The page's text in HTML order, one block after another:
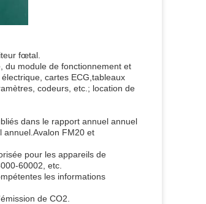
fœtal.
du module de fonctionnement et
cartes ECG,tableaux
codeurs, etc.; location de
dans le rapport annuel annuel
annuel.Avalon FM20 et
pour les appareils de
60002, etc.
les informations
de CO2.